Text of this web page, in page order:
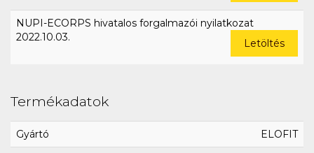
NUPI-ECORPS hivatalos forgalmazói nyilatkozat
2022.10.03.
Letöltés
Termékadatok
Gyártó ELOFIT